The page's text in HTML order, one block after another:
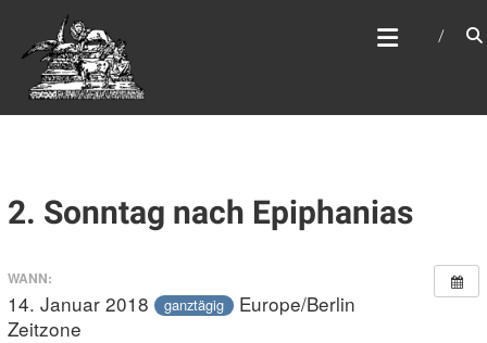
springen
WEBSITE DES
APOSTELAMTES JESU
CHRISTI KÖR
2. Sonntag nach Epiphanias
WANN:
14. Januar 2018 ganztägig
Europe/Berlin
Zeitzone